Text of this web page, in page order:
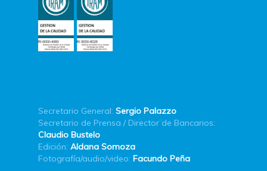
Secretario General: Sergio Palazzo
Secretario de Prensa / Director de Bancarios:
Claudio Bustelo
Edición: Aldana Somoza
Fotografía/audio/video: Facundo Peña